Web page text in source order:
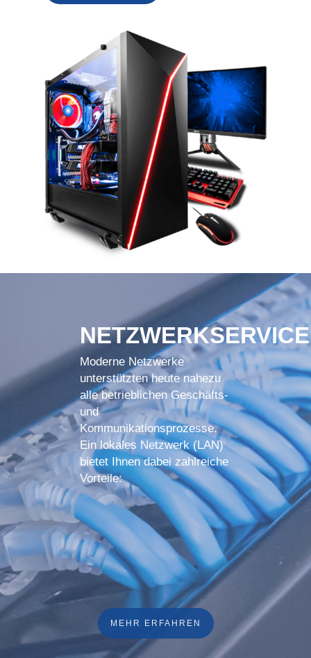
NETZWERKSERVICE
Moderne Netzwerke
unterstützten heute nahezu
alle betrieblichen Geschäfts-
und
Kommunikationsprozesse.
Ein lokales Netzwerk (LAN)
bietet Ihnen dabei zahlreiche
Vorteile:
MEHR ERFAHREN